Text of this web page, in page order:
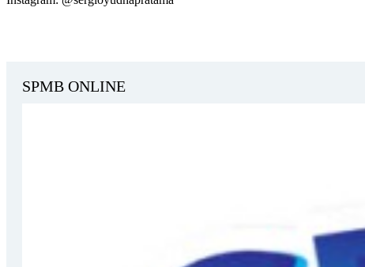
SPMB ONLINE